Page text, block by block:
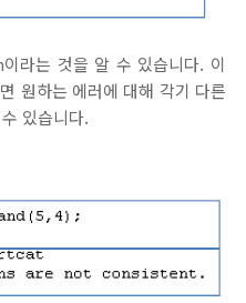
라는 것을 알 수 있습니다. 이
원하는 에러에 대해 각기 다른
있습니다.